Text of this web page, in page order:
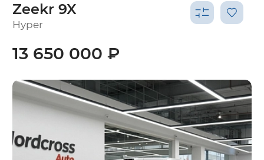
Zeekr 9X
Hyper
13 650 000 ₽